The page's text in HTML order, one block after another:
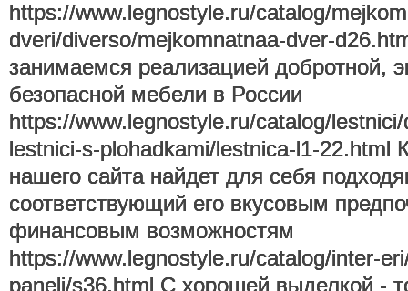
https://www.legnostyle.ru/catalog/
dveri/diverso/mejkomnatnaa-dver-
занимаемся реализацией добротной,
безопасной мебели в России
https://www.legnostyle.ru/catalog/
lestnici-s-plohadkami/lestnica-l1-22.html
нашего сайта найдет для себя
соответствующий его вкусовым
финансовым возможностям
https://www.legnostyle.ru/catalog/inter-
paneli/s36.html С хорошей выделкой -